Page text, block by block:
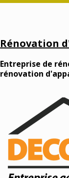
Rénovation
Entreprise de
rénovation